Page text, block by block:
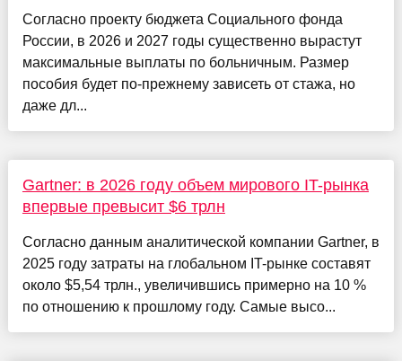
Согласно проекту бюджета Социального фонда
России, в 2026 и 2027 годы существенно вырастут
максимальные выплаты по больничным. Размер
пособия будет по-прежнему зависеть от стажа, но
даже дл...
Gartner: в 2026 году объем мирового IT-рынка
впервые превысит $6 трлн
Согласно данным аналитической компании Gartner, в
2025 году затраты на глобальном IT-рынке составят
около $5,54 трлн., увеличившись примерно на 10 %
по отношению к прошлому году. Самые высо...